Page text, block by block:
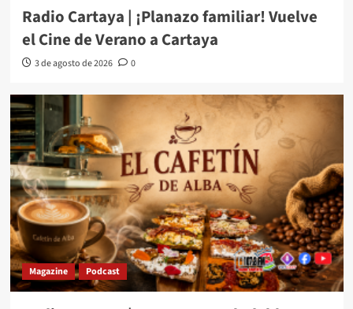
Radio Cartaya | ¡Planazo familiar! Vuelve
el Cine de Verano a Cartaya
3 de agosto de 2026 0
Magazine Podcast